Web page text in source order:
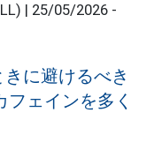
| 25/05/2026 -
に避けるべき
ェインを多く